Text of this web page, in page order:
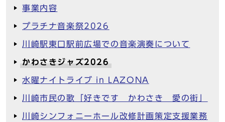
事業内容
プラチナ音楽祭2026
川崎駅東口駅前広場での音楽演奏について
かわさきジャズ2026
水曜ナイトライブ in LAZONA
川崎市民の歌「好きです かわさき 愛の街」
川崎シンフォニーホール改修計画策定支援業務